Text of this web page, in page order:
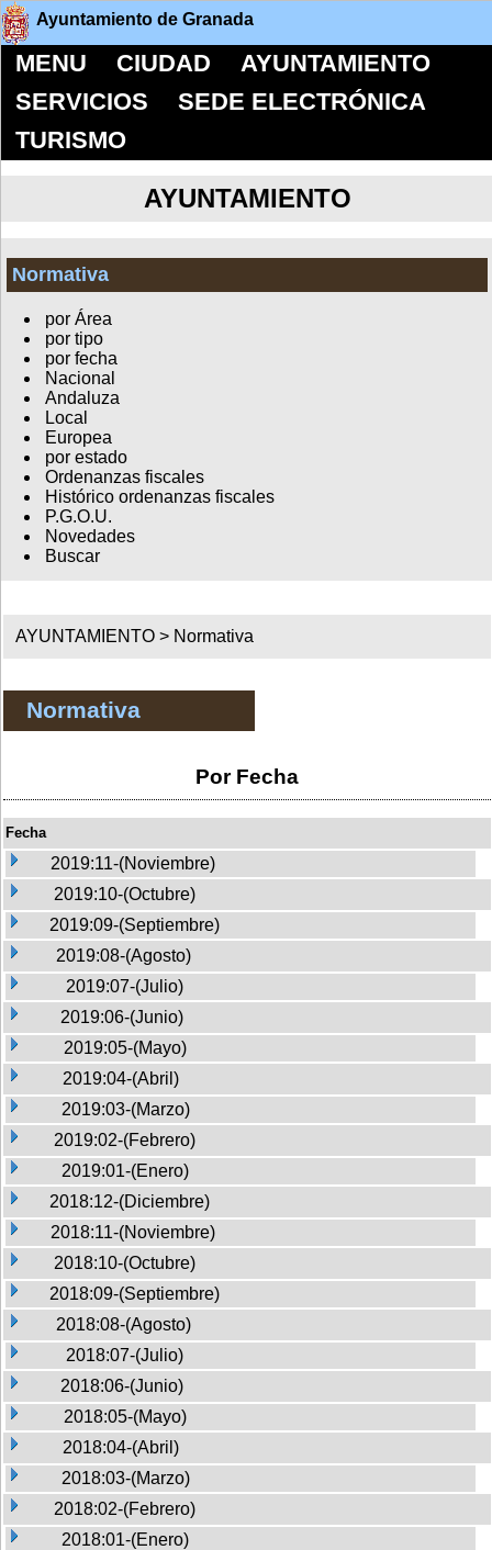
Ayuntamiento de Granada
MENU CIUDAD
AYUNTAMIENTO
SERVICIOS
SEDE ELECTRÓNICA
TURISMO
AYUNTAMIENTO
Normativa
por Área
por tipo
por fecha
Nacional
Andaluza
Local
Europea
por estado
Ordenanzas fiscales
Histórico ordenanzas fiscales
P.G.O.U.
Novedades
Buscar
AYUNTAMIENTO > Normativa
Normativa
Por Fecha
Fecha
2019:11-(Noviembre)
2019:10-(Octubre)
2019:09-(Septiembre)
2019:08-(Agosto)
2019:07-(Julio)
2019:06-(Junio)
2019:05-(Mayo)
2019:04-(Abril)
2019:03-(Marzo)
2019:02-(Febrero)
2019:01-(Enero)
2018:12-(Diciembre)
2018:11-(Noviembre)
2018:10-(Octubre)
2018:09-(Septiembre)
2018:08-(Agosto)
2018:07-(Julio)
2018:06-(Junio)
2018:05-(Mayo)
2018:04-(Abril)
2018:03-(Marzo)
2018:02-(Febrero)
2018:01-(Enero)